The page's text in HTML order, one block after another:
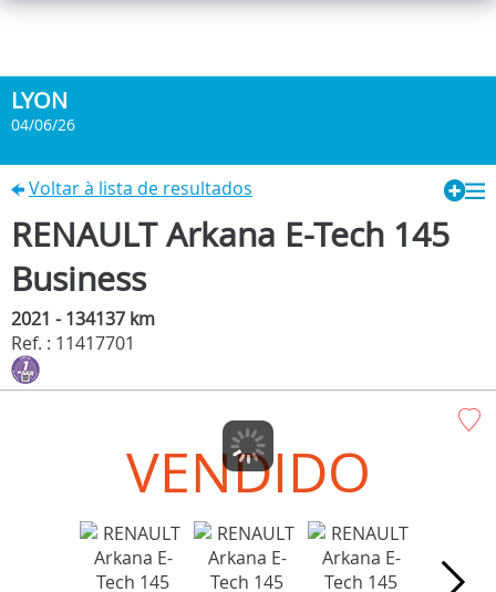
LYON
04/06/26
Voltar à lista de resultados
RENAULT Arkana E-Tech 145
Business
2021 - 134137 km
Ref. : 11417701
VENDIDO